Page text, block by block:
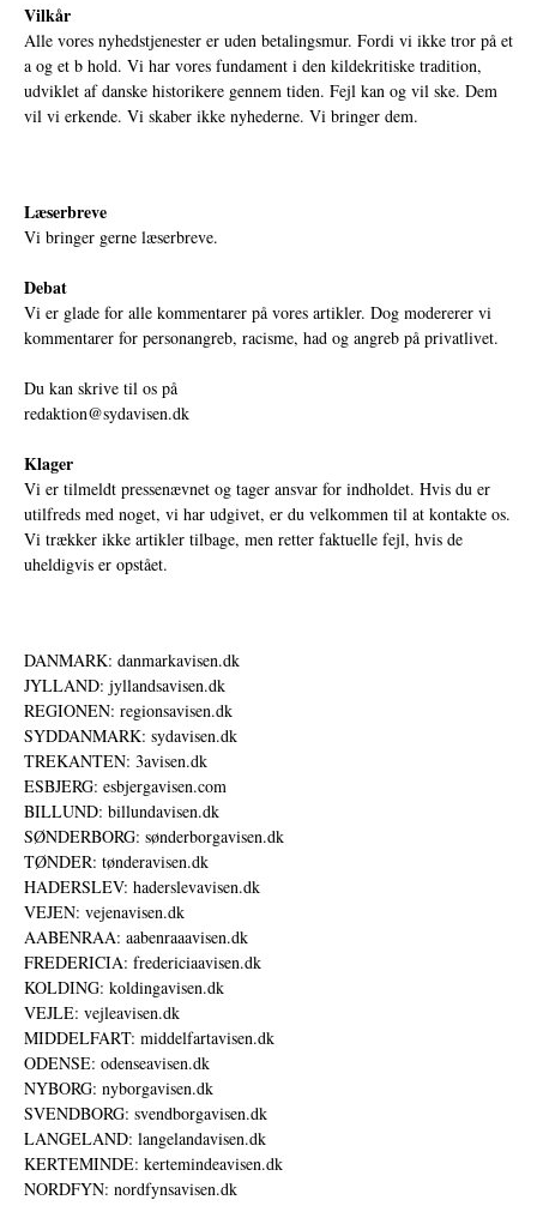
Vilkår
Alle vores nyhedstjenester er uden betalingsmur. Fordi vi ikke tror på et
a og et b hold. Vi har vores fundament i den kildekritiske tradition,
udviklet af danske historikere gennem tiden. Fejl kan og vil ske. Dem
vil vi erkende. Vi skaber ikke nyhederne. Vi bringer dem.
Læserbreve
Vi bringer gerne læserbreve.
Debat
Vi er glade for alle kommentarer på vores artikler. Dog modererer vi
kommentarer for personangreb, racisme, had og angreb på privatlivet.
Du kan skrive til os på
redaktion@sydavisen.dk
Klager
Vi er tilmeldt pressenævnet og tager ansvar for indholdet. Hvis du er
utilfreds med noget, vi har udgivet, er du velkommen til at kontakte os.
Vi trækker ikke artikler tilbage, men retter faktuelle fejl, hvis de
uheldigvis er opstået.
DANMARK: danmarkavisen.dk
JYLLAND: jyllandsavisen.dk
REGIONEN: regionsavisen.dk
SYDDANMARK: sydavisen.dk
TREKANTEN: 3avisen.dk
ESBJERG: esbjergavisen.com
BILLUND: billundavisen.dk
SØNDERBORG: sønderborgavisen.dk
TØNDER: tønderavisen.dk
HADERSLEV: haderslevavisen.dk
VEJEN: vejenavisen.dk
AABENRAA: aabenraaavisen.dk
FREDERICIA: fredericiaavisen.dk
KOLDING: koldingavisen.dk
VEJLE: vejleavisen.dk
MIDDELFART: middelfartavisen.dk
ODENSE: odenseavisen.dk
NYBORG: nyborgavisen.dk
SVENDBORG: svendborgavisen.dk
LANGELAND: langelandavisen.dk
KERTEMINDE: kertemindeavisen.dk
NORDFYN: nordfynsavisen.dk